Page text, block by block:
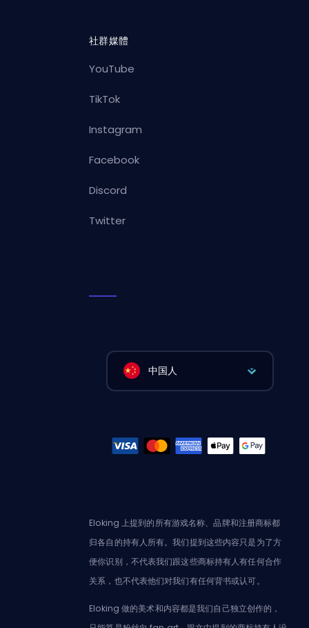
社群媒體
YouTube
TikTok
Instagram
Facebook
Discord
Twitter
中国人
Eloking 上提到的所有游戏名称、品牌和注册商标都
归各自的持有人所有。我们提到这些内容只是为了方
便你识别，不代表我们跟这些商标持有人有任何合作
关系，也不代表他们对我们有任何背书或认可。
Eloking 做的美术和内容都是我们自己独立创作的，